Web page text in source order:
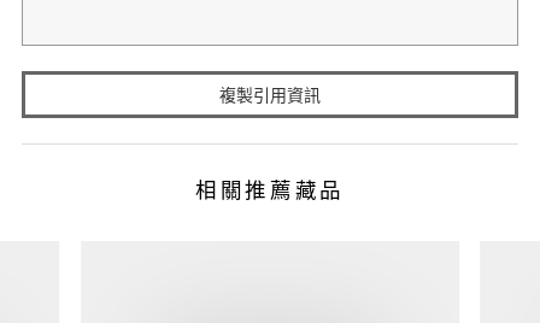
複製引用資訊
相關推薦藏品